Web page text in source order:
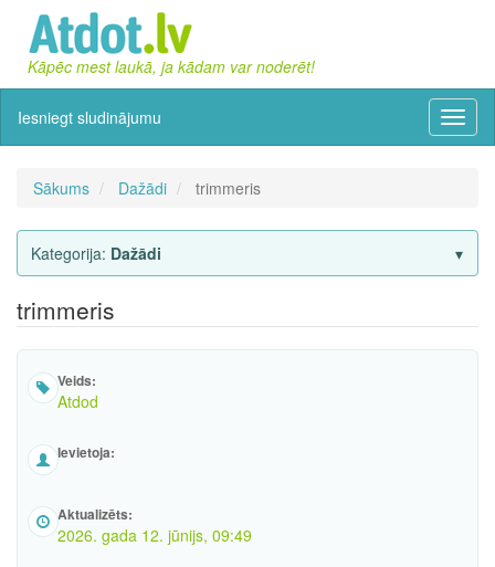
Kāpēc mest laukā, ja kādam var noderēt!
Iesniegt sludinājumu
Sākums Dažādi trimmeris
Kategorija: Dažādi
trimmeris
Veids:
Atdod
Ievietoja:
Aktualizēts:
2026. gada 12. jūnijs, 09:49